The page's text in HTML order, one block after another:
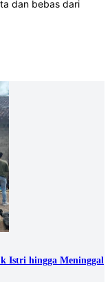
dan bebas dari
Istri hingga Meninggal